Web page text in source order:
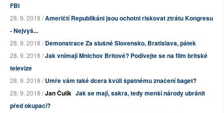
FBI
28. 9. 2018 /Američtí Republikáni jsou ochotni riskovat ztrátu Kongresu
- Nejvyš...
28. 9. 2018 /Demonstrace Za slušné Slovensko, Bratislava, pátek
28. 9. 2018 /Jak vnímají Mnichov Britové? Podívejte se na film britské
televize
28. 9. 2018 /Umře vám také dcera kvůli špatnému značení baget?
28. 9. 2018 /Jan Čulík Jak se mají, sakra, tedy menší národy ubránit
před okupací?